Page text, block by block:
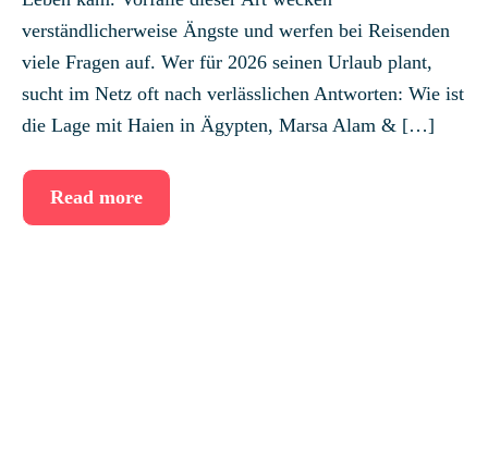
verständlicherweise Ängste und werfen bei Reisenden
viele Fragen auf. Wer für 2026 seinen Urlaub plant,
sucht im Netz oft nach verlässlichen Antworten: Wie ist
die Lage mit Haien in Ägypten, Marsa Alam & […]
Read more